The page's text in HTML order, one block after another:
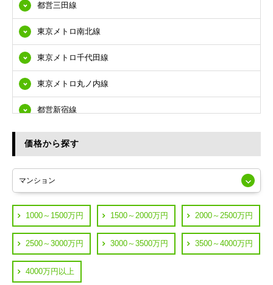
江東区
品川区
目黒区
大田区
世田谷区
渋谷区
練馬区
葛飾区
横浜市鶴見区
横浜市神奈川区
川崎市川崎区
都営三田線
東京メトロ南北線
東京メトロ千代田線
東京メトロ丸ノ内線
都営新宿線
都営浅草線
JR中央線
JR中央・総武線
価格から探す
1000～1500万円 1500～2000万円 2000～2500万円
2500～3000万円 3000～3500万円 3500～4000万円
4000万円以上